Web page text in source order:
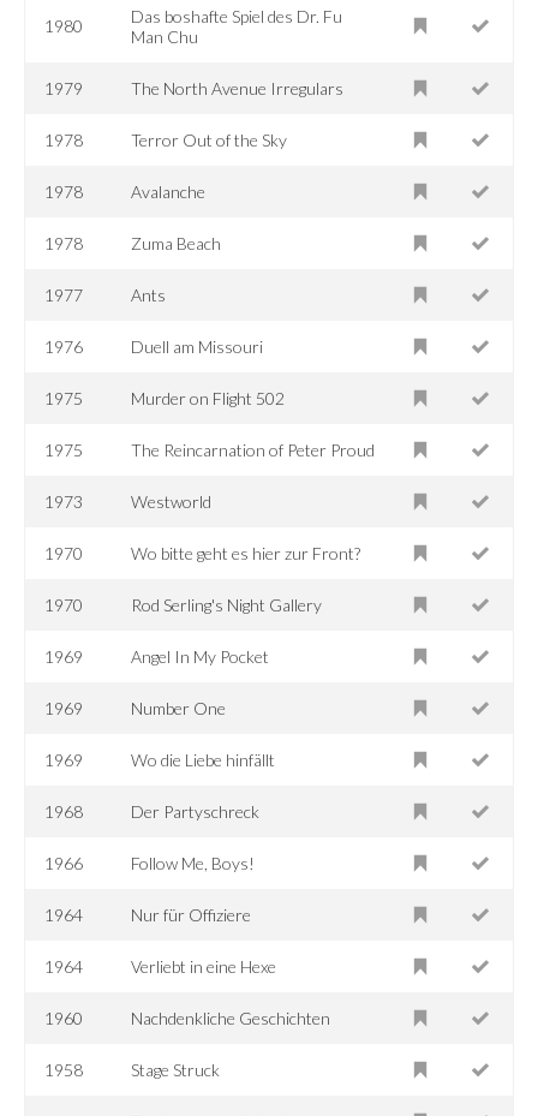
1980
Das boshafte Spiel des Dr. Fu
Man Chu
1979 The North Avenue Irregulars
1978 Terror Out of the Sky
1978 Avalanche
1978 Zuma Beach
1977 Ants
1976 Duell am Missouri
1975 Murder on Flight 502
1975 The Reincarnation of Peter Proud
1973 Westworld
1970 Wo bitte geht es hier zur Front?
1970 Rod Serling's Night Gallery
1969 Angel In My Pocket
1969 Number One
1969 Wo die Liebe hinfällt
1968 Der Partyschreck
1966 Follow Me, Boys!
1964 Nur für Offiziere
1964 Verliebt in eine Hexe
1960 Nachdenkliche Geschichten
1958 Stage Struck